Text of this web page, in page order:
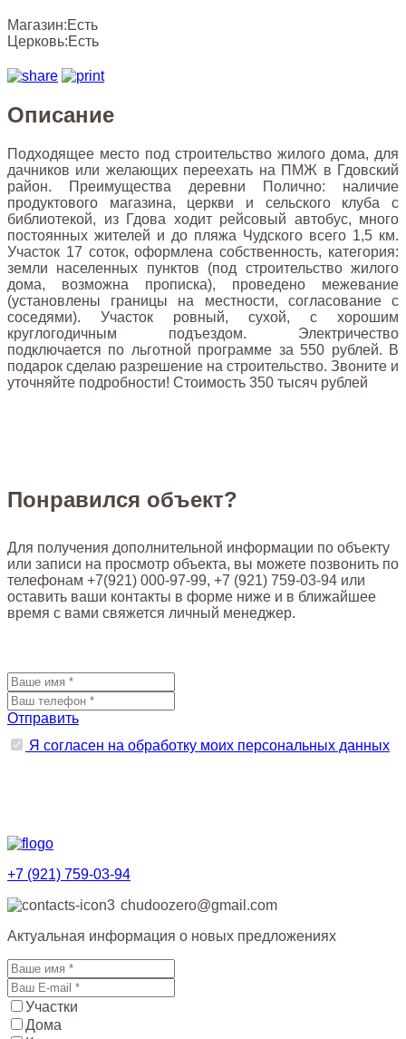
Магазин:Есть
Церковь:Есть
Описание
Подходящее место под строительство жилого дома, для
дачников или желающих переехать на ПМЖ в Гдовский
район. Преимущества деревни Полично: наличие
продуктового магазина, церкви и сельского клуба с
библиотекой, из Гдова ходит рейсовый автобус, много
постоянных жителей и до пляжа Чудского всего 1,5 км.
Участок 17 соток, оформлена собственность, категория:
земли населенных пунктов (под строительство жилого
дома, возможна прописка), проведено межевание
(установлены границы на местности, согласование с
соседями). Участок ровный, сухой, с хорошим
круглогодичным подъездом. Электричество
подключается по льготной программе за 550 рублей. В
подарок сделаю разрешение на строительство. Звоните и
уточняйте подробности! Стоимость 350 тысяч рублей
Понравился объект?
Для получения дополнительной информации по объекту
или записи на просмотр объекта, вы можете позвонить по
телефонам +7(921) 000-97-99, +7 (921) 759-03-94 или
оставить ваши контакты в форме ниже и в ближайшее
время с вами свяжется личный менеджер.
Отправить
Я согласен на обработку моих персональных данных
+7 (921) 759-03-94
chudoozero@gmail.com
Актуальная информация о новых предложениях
Участки
Дома